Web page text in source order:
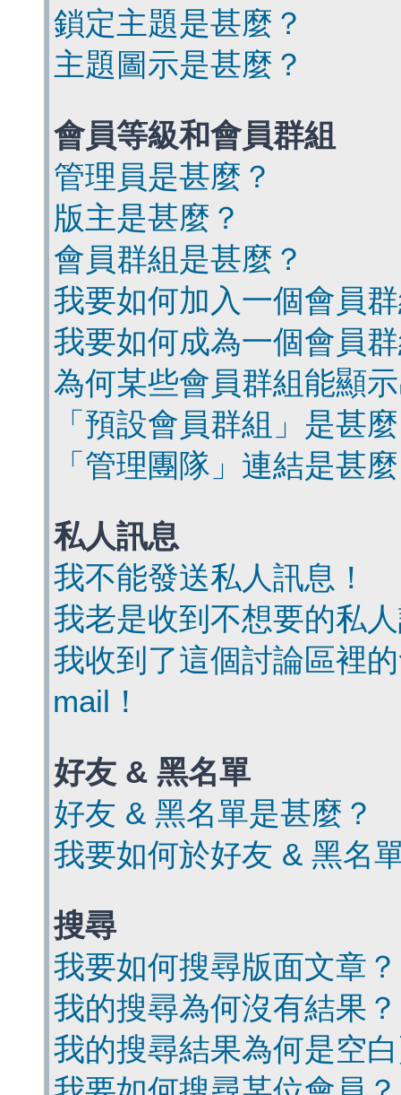
鎖定主題是甚麼？
主題圖示是甚麼？
會員等級和會員群組
管理員是甚麼？
版主是甚麼？
會員群組是甚麼？
我要如何加入一個會員
我要如何成為一個會員
為何某些會員群組能顯
「預設會員群組」是甚
「管理團隊」連結是甚
私人訊息
我不能發送私人訊息！
我老是收到不想要的私
我收到了這個討論區裡
mail！
好友 & 黑名單
好友 & 黑名單是甚麼？
我要如何於好友 & 黑名
搜尋
我要如何搜尋版面文章？
我的搜尋為何沒有結果？
我的搜尋結果為何是空